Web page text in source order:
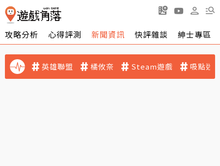
攻略分析 心得評測 新聞資訊 快評雜談 紳士專區
英雄聯盟 橘攸奈 Steam遊戲 吸點迷